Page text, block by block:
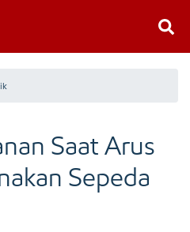
Saat Arus
Sepeda